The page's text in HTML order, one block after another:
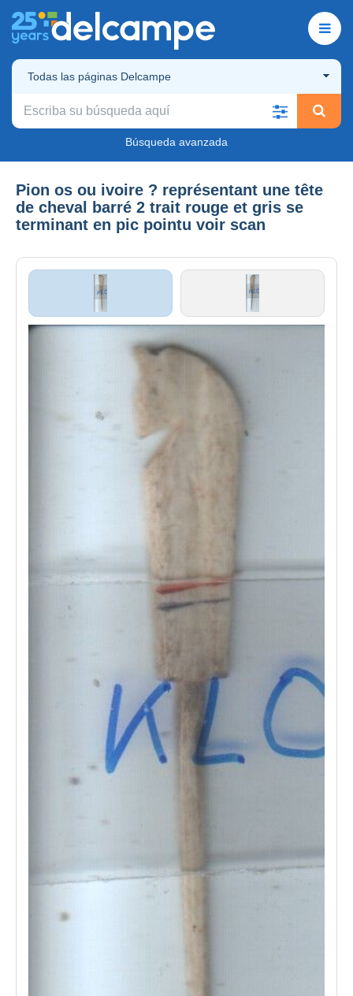
Todas las páginas Delcampe
Búsqueda avanzada
Pion os ou ivoire ? représentant une tête
de cheval barré 2 trait rouge et gris se
terminant en pic pointu voir scan